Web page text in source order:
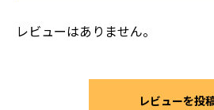
レビューはありません。
レビューを投